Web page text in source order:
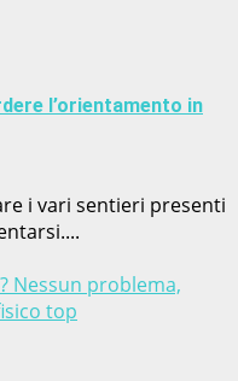
l’orientamento in
i vari sentieri presenti
Nessun problema,
top